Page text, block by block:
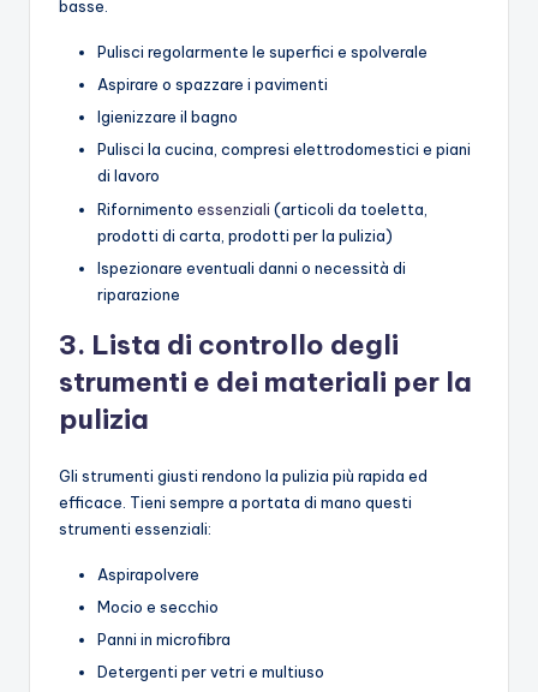
basse.
Pulisci regolarmente le superfici e spolverale
Aspirare o spazzare i pavimenti
Igienizzare il bagno
Pulisci la cucina, compresi elettrodomestici e piani
di lavoro
Rifornimento essenziali (articoli da toeletta,
prodotti di carta, prodotti per la pulizia)
Ispezionare eventuali danni o necessità di
riparazione
3. Lista di controllo degli
strumenti e dei materiali per la
pulizia
Gli strumenti giusti rendono la pulizia più rapida ed
efficace. Tieni sempre a portata di mano questi
strumenti essenziali:
Aspirapolvere
Mocio e secchio
Panni in microfibra
Detergenti per vetri e multiuso